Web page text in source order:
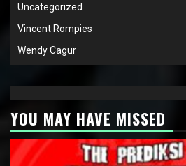
Uncategorized
Vincent Rompies
Wendy Cagur
YOU MAY HAVE MISSED